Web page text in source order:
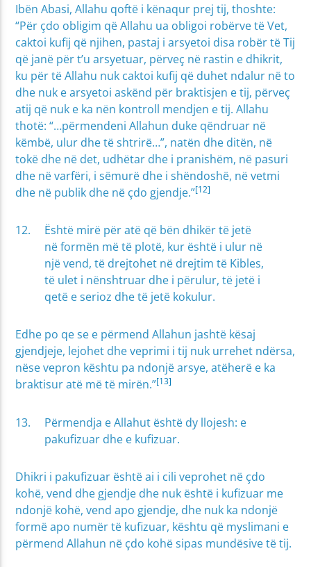
Ibën Abasi, Allahu qoftë i kënaqur prej tij, thoshte:
“Për çdo obligim që Allahu ua obligoi robërve të Vet,
caktoi kufij që njihen, pastaj i arsyetoi disa robër të Tij
që janë për t’u arsyetuar, përveç në rastin e dhikrit,
ku për të Allahu nuk caktoi kufij që duhet ndalur në to
dhe nuk e arsyetoi askënd për braktisjen e tij, përveç
atij që nuk e ka nën kontroll mendjen e tij. Allahu
thotë: “…përmendeni Allahun duke qëndruar në
këmbë, ulur dhe të shtrirë…”, natën dhe ditën, në
tokë dhe në det, udhëtar dhe i pranishëm, në pasuri
dhe në varfëri, i sëmurë dhe i shëndoshë, në vetmi
dhe në publik dhe në çdo gjendje.”[12]
Është mirë për atë që bën dhikër të jetë
në formën më të plotë, kur është i ulur në
një vend, të drejtohet në drejtim të Kibles,
të ulet i nënshtruar dhe i përulur, të jetë i
qetë e serioz dhe të jetë kokulur.
Edhe po qe se e përmend Allahun jashtë kësaj
gjendjeje, lejohet dhe veprimi i tij nuk urrehet ndërsa,
nëse vepron kështu pa ndonjë arsye, atëherë e ka
braktisur atë më të mirën.”[13]
Përmendja e Allahut është dy llojesh: e
pakufizuar dhe e kufizuar.
Dhikri i pakufizuar është ai i cili veprohet në çdo
kohë, vend dhe gjendje dhe nuk është i kufizuar me
ndonjë kohë, vend apo gjendje, dhe nuk ka ndonjë
formë apo numër të kufizuar, kështu që myslimani e
përmend Allahun në çdo kohë sipas mundësive të tij.